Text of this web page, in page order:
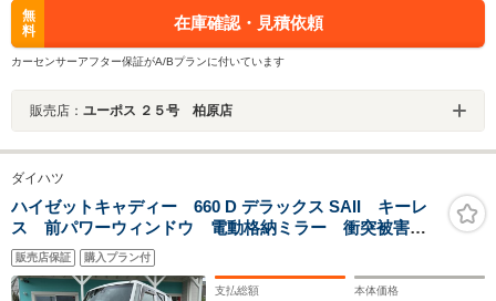
無
料
在庫確認・見積依頼
カーセンサーアフター保証がA/Bプランに付いています
販売店： ユーポス ２５号 柏原店
ダイハツ
ハイゼットキャディー 660 D デラックス SAII キーレ
ス 前パワーウィンドウ 電動格納ミラー 衝突被害軽
減ブレーキ ETC ドライブレコーダー プライバシー
ガラス クリアランスソナー ハロゲンライト 記録
簿 軽貨物 軽バン
販売店保証 購入プラン付
支払総額 本体価格